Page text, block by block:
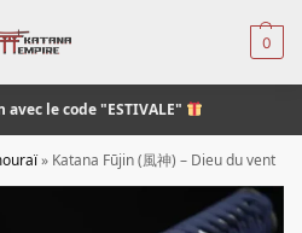
0
avec le code "ESTIVALE"
» Katana Fūjin (風神) – Dieu du vent